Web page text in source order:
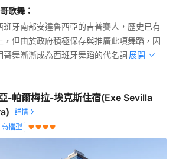
歌舞 ：
班牙南部安達魯西亞的吉普賽人，歷史已有
，但由於政府積極保存與推廣此項舞蹈，因
哥舞漸漸成為西班牙舞蹈的代名詞。展開
-帕爾梅拉-埃克斯住宿(Exe Sevilla
高檔型